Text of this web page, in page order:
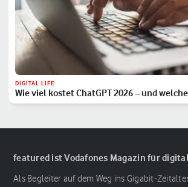
DIGITAL LIFE
Wie viel kostet ChatGPT 2026 – und
featured ist Vodafones Magazin für
Als Begleiter auf dem Weg ins Gigabit-